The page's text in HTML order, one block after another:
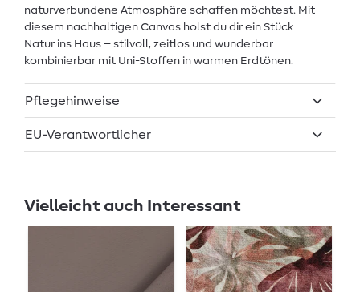
naturverbundene Atmosphäre schaffen möchtest. Mit
diesem nachhaltigen Canvas holst du dir ein Stück
Natur ins Haus – stilvoll, zeitlos und wunderbar
kombinierbar mit Uni-Stoffen in warmen Erdtönen.
Pflegehinweise
EU-Verantwortlicher
Vielleicht auch Interessant